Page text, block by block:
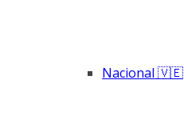
Nacional 🇻🇪